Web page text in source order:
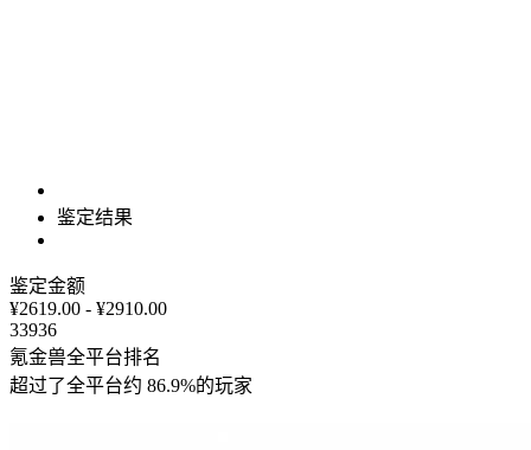
鉴定结果
鉴定金额
¥2619.00 - ¥2910.00
33936
氪金兽全平台排名
超过了全平台约 86.9%的玩家